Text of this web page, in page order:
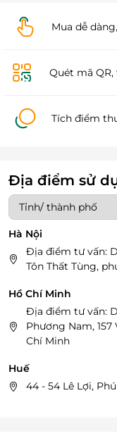
Mua dễ
Quét mã
Tích điểm
Địa điểm sử
Hà Nội
Địa điểm tư vấn:
Tôn Thất Tùng,
Hồ Chí Minh
Địa điểm tư vấn:
Phương Nam, 157
Chí Minh
Huế
44 - 54 Lê Lợi,